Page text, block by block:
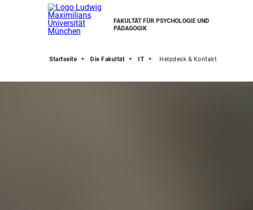
FAKULTÄT FÜR PSYCHOLOGIE UND
PÄDAGOGIK
Startseite Die Fakultät IT Helpdesk & Kontakt